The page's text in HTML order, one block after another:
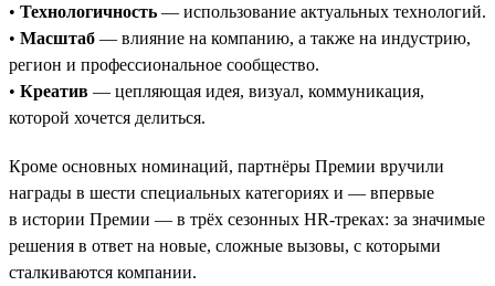
• Технологичность — использование актуальных технологий.
• Масштаб — влияние на компанию, а также на индустрию,
регион и профессиональное сообщество.
• Креатив — цепляющая идея, визуал, коммуникация,
которой хочется делиться.
Кроме основных номинаций, партнёры Премии вручили
награды в шести специальных категориях и — впервые
в истории Премии — в трёх сезонных HR-треках: за значимые
решения в ответ на новые, сложные вызовы, с которыми
сталкиваются компании.